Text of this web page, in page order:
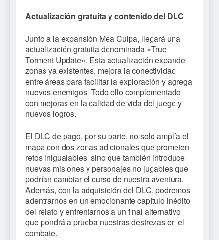
Actualización gratuita y contenido del DLC
Junto a la expansión Mea Culpa, llegará una
actualización gratuita denominada «True
Torment Update». Esta actualización expande
zonas ya existentes, mejora la conectividad
entre áreas para facilitar la exploración y agrega
nuevos enemigos. Todo ello complementado
con mejoras en la calidad de vida del juego y
nuevos logros.
El DLC de pago, por su parte, no solo amplía el
mapa con dos zonas adicionales que prometen
retos inigualables, sino que también introduce
nuevas misiones y personajes no jugables que
podrían cambiar el curso de nuestra aventura.
Además, con la adquisición del DLC, podremos
adentrarnos en un emocionante capítulo inédito
del relato y enfrentarnos a un final alternativo
que pondrá a prueba nuestras destrezas en el
combate.